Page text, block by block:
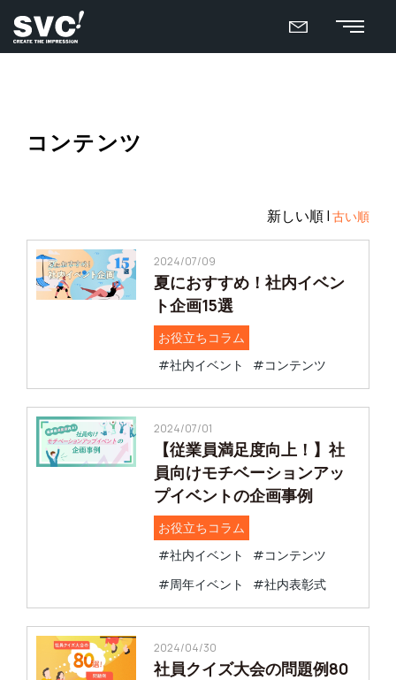
コンテンツ
新しい順 | 古い順
2024/07/09
夏におすすめ！社内イベン
ト企画15選
お役立ちコラム
#社内イベント
#コンテンツ
2024/07/01
【従業員満足度向上！】社
員向けモチベーションアッ
プイベントの企画事例
お役立ちコラム
#社内イベント
#コンテンツ
#周年イベント
#社内表彰式
2024/04/30
社員クイズ大会の問題例80